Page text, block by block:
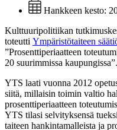
Hankkeen kesto:
Kulttuuripolitiikan
toteutti Ympäristötaiteen
”Prosenttiperiaatteen
20 suurimmissa kaupungissa”.
YTS laati vuonna 2012
siitä, millaisin toimin valtio
prosenttiperiaatteen
YTS tilasi selvityksensä
taiteen hankintamalleista ja